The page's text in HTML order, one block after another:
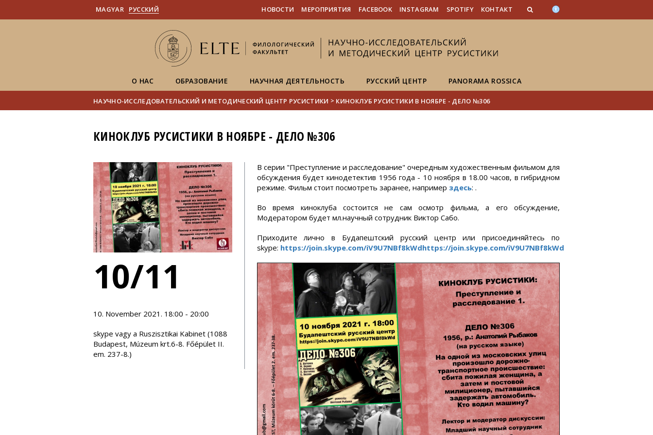
FIXME:token.header.main_content
FIXME:token.header.calendar_content
FIXME:token.header.about_this_site_content
MAGYAR PУССКИЙ НОВОСТИ МЕРОПРИЯТИЯ FACEBOOK INSTAGRAM SPOTIFY КОНТАКТ
О НАС ОБРАЗОВАНИЕ НАУЧНАЯ ДЕЯТЕЛЬНОСТЬ РУССКИЙ ЦЕНТР PANORAMA ROSSICA
НАУЧНО-ИССЛЕДОВАТЕЛЬСКИЙ И МЕТОДИЧЕСКИЙ ЦЕНТР РУСИСТИКИ > КИНОКЛУБ РУСИСТИКИ В НОЯБРЕ - ДЕЛО №306
КИНОКЛУБ РУСИСТИКИ В НОЯБРЕ - ДЕЛО №306
10/11
10. November 2021. 18:00 - 20:00
skype vagy a Ruszisztikai Kabinet (1088
Budapest, Múzeum krt.6-8. Főépület II.
em. 237-8.)
В серии "Преступление и расследование" очередным художественным фильмом для
обсуждения будет кинодетектив 1956 года - 10 ноября в 18.00 часов, в гибридном
режиме. Фильм стоит посмотреть заранее, например здесь: .
Во время киноклуба состоится не сам осмотр фильма, а его обсуждение,
Модератором будет мл.научный сотрудник Виктор Сабо.
Приходите лично в Будапештский русский центр или присоединяйтесь по
skype: https://join.skype.com/iV9U7NBf8kWdhttps://join.skype.com/iV9U7NBf8kWd